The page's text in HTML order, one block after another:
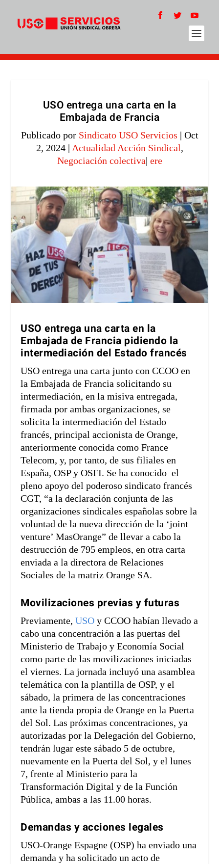
USO entrega una carta en la
Embajada de Francia
Publicado por Sindicato USO Servicios | Oct
2, 2024| Actualidad Acción Sindical,
Negociación colectiva| ere
USO entrega una carta en la
Embajada de Francia pidiendo la
intermediación del Estado francés
USO entrega una carta junto con CCOO en
la Embajada de Francia solicitando su
intermediación, en la misiva entregada,
firmada por ambas organizaciones, se
solicita la intermediación del Estado
francés, principal accionista de Orange,
anteriormente conocida como France
Telecom, y, por tanto, de sus filiales en
España, OSP y OSFI. Se ha conocido el
pleno apoyo del poderoso sindicato francés
CGT, “a la declaración conjunta de las
organizaciones sindicales españolas sobre la
voluntad de la nueva dirección de la ‘joint
venture’ MasOrange” de llevar a cabo la
destrucción de 795 empleos, en otra carta
enviada a la directora de Relaciones
Sociales de la matriz Orange SA.
Movilizaciones previas y futuras
Previamente,USO y CCOO habían llevado a
cabo una concentración a las puertas del
Ministerio de Trabajo y Economía Social
como parte de las movilizaciones iniciadas
el viernes. La jornada incluyó una asamblea
telemática con la plantilla de OSP, y el
sábado, la primera de las concentraciones
ante la tienda propia de Orange en la Puerta
del Sol. Las próximas concentraciones, ya
autorizadas por la Delegación del Gobierno,
tendrán lugar este sábado 5 de octubre,
nuevamente en la Puerta del Sol, y el lunes
7, frente al Ministerio para la
Transformación Digital y de la Función
Pública, ambas a las 11.00 horas.
Demandas y acciones legales
USO-Orange Espagne (OSP) ha enviado una
demanda y ha solicitado un acto de